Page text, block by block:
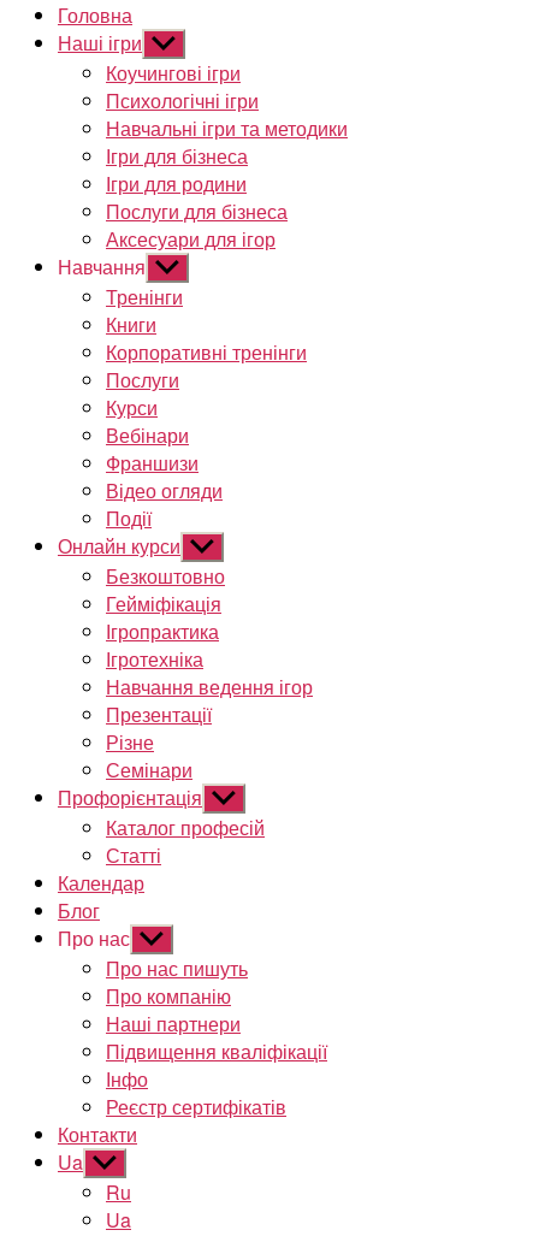
Головна
Наші ігри Показати
підменю
Коучингові ігри
Психологічні ігри
Навчальні ігри та методики
Ігри для бізнеса
Ігри для родини
Послуги для бізнеса
Аксесуари для ігор
Навчання Показати
підменю
Тренінги
Книги
Корпоративні тренінги
Послуги
Курси
Вебінари
Франшизи
Відео огляди
Події
Онлайн курси Показати
підменю
Безкоштовно
Гейміфікація
Ігропрактика
Ігротехніка
Навчання ведення ігор
Презентації
Різне
Семінари
Профорієнтація Показати
підменю
Каталог професій
Статті
Календар
Блог
Про нас Показати
підменю
Про нас пишуть
Про компанію
Наші партнери
Підвищення кваліфікації
Інфо
Реєстр сертифікатів
Контакти
Ua Показати
підменю
Ru
Ua